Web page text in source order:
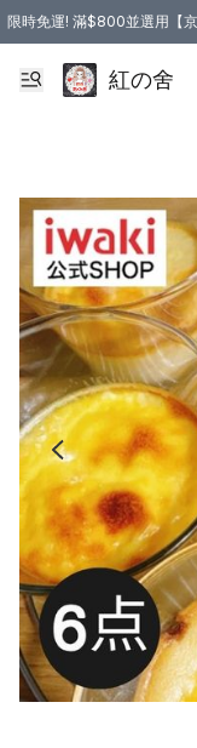
限時免運! 滿$800並選用【京
紅の舍